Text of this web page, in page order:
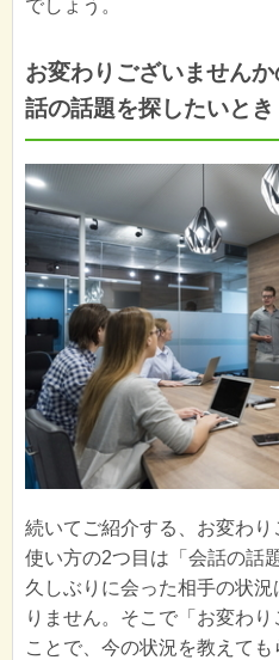
でしょう。
お変わりございません
話の話題を探したいとき
続いてご紹介する、お変わ
使い方の2つ目は「会話の話
久しぶりに会った相手の状
りません。そこで「お変わ
ことで、今の状況を教えて